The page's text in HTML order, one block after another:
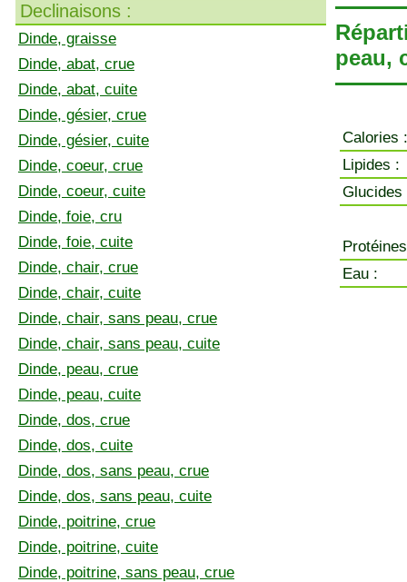
Declinaisons :
Dinde, graisse
Dinde, abat, crue
Dinde, abat, cuite
Dinde, gésier, crue
Dinde, gésier, cuite
Dinde, coeur, crue
Dinde, coeur, cuite
Dinde, foie, cru
Dinde, foie, cuite
Dinde, chair, crue
Dinde, chair, cuite
Dinde, chair, sans peau, crue
Dinde, chair, sans peau, cuite
Dinde, peau, crue
Dinde, peau, cuite
Dinde, dos, crue
Dinde, dos, cuite
Dinde, dos, sans peau, crue
Dinde, dos, sans peau, cuite
Dinde, poitrine, crue
Dinde, poitrine, cuite
Dinde, poitrine, sans peau, crue
peau,
Calories :
Lipides :
Glucides
Eau :